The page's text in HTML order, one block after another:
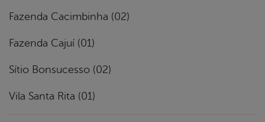
Fazenda Cacimbinha (02)
Fazenda Cajuí (01)
Sítio Bonsucesso (02)
Vila Santa Rita (01)